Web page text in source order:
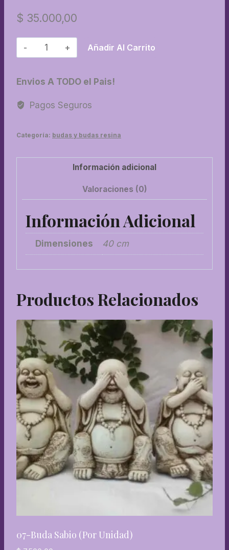
$ 35.000,00
13-
Ganesha
mediana
Añadir Al Carrito
Envios A TODO el Pais!
Pagos Seguros
Categoría: budas y budas resina
Información adicional
Valoraciones (0)
Información Adicional
Dimensiones 40 cm
Productos Relacionados
07-Buda Sabio (por Unidad)